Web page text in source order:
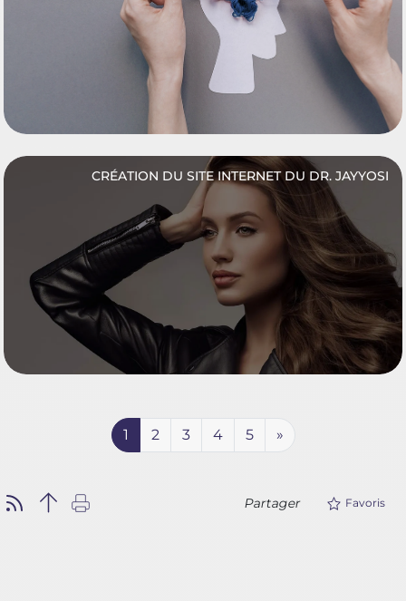
CRÉATION DU SITE INTERNET DU DR. JAYYOSI
1 2 3 4 5 »
Partager Favoris